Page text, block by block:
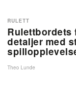
Rulettbordets
detaljer med
RULETT
Theo Lunde